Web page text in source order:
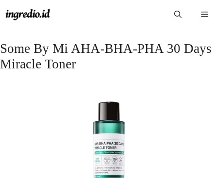
ke
Some By Mi AHA-BHA-PHA 30 Days
Miracle Toner